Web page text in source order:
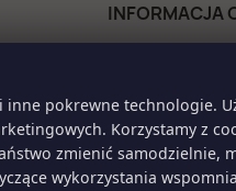
INFORMACJA
Zadzwoń do nas:
Napisz do nas:
pokrewne technologie.
Korzystamy z
zmienić samodzielnie,
wykorzystania